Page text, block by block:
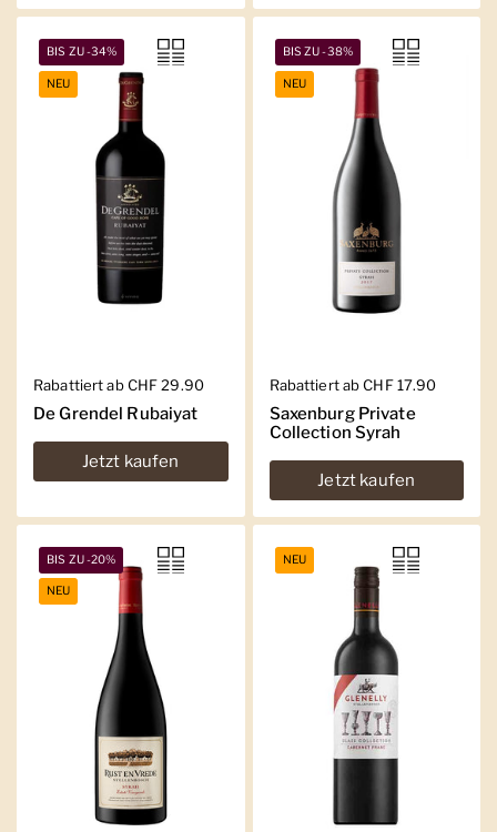
Regulärer Preis
Rabattiert ab CHF 29.90
De Grendel Rubaiyat
Jetzt kaufen
BIS ZU -34%
NEU
Regulärer Preis
Rabattiert ab CHF 17.90
Saxenburg Private
Collection Syrah
Jetzt kaufen
BIS ZU -38%
NEU
BIS ZU -20%
NEU
NEU